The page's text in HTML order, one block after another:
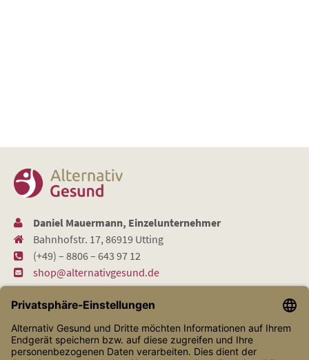
Daniel Mauermann, Einzelunternehmer
Bahnhofstr. 17, 86919 Utting
(+49) – 8806 – 643 97 12
shop@alternativgesund.de